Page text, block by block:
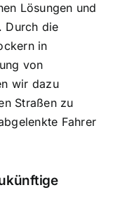
Lösungen und
Durch die
in
von
wir dazu
Straßen zu
Fahrer